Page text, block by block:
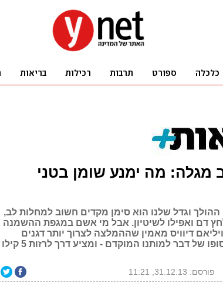
מגלה: מה ימנע שומן בטני
ההולך וגדל שלנו הוא סימן מקדים חשוב למחלות לב,
דם ואפילו לשיטיון. אבל מי אשם במגפת ההשמנה
דיוויס מאמין שההמלצה לצרוך יותר דגנים
מלאים תביא בסופו של דבר למותנו המוקדם - ומציע דרך לרזות 5 קילו
פורסם: 31.12.13, 11:21